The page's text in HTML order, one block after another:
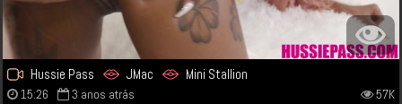
Hussie Pass JMac Mini Stallion
15:26 3 anos atrás 57K